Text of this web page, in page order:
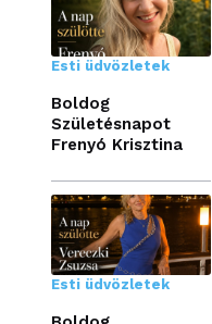
Esti üdvözletek
Boldog
Születésnapot
Frenyó Krisztina
Esti üdvözletek